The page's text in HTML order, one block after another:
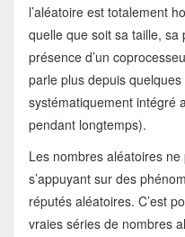
l’aléatoire est totalement
quelle que soit sa taille,
présence d’un
parle plus depuis
systématiquement intégré
pendant longtemps).
Les nombres aléatoires
s’appuyant sur des
réputés aléatoires. C’est
vraies séries de nombres